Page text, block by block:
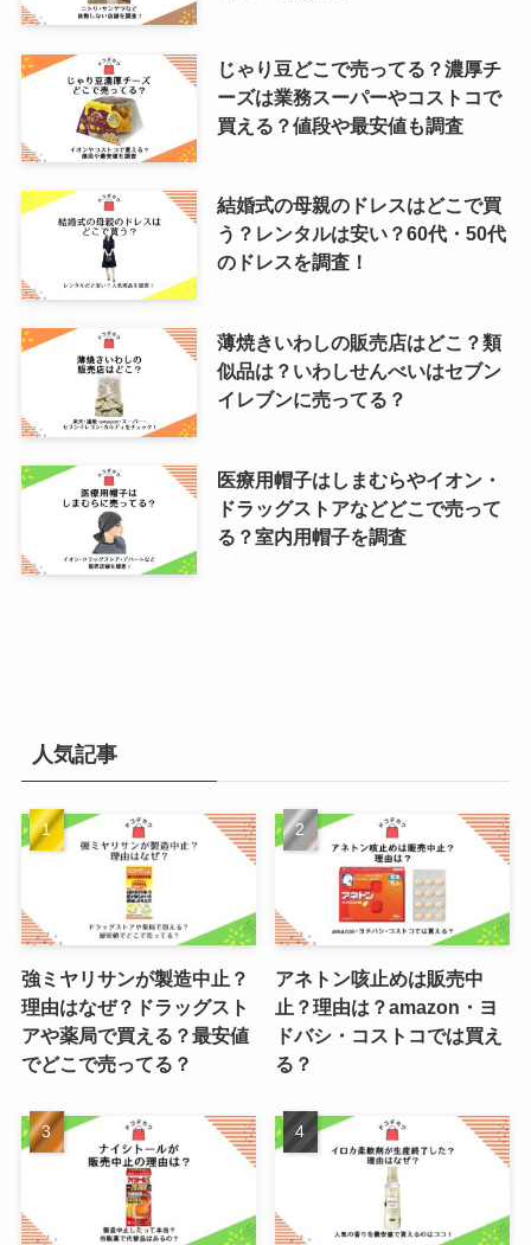
じゃり豆どこで売ってる？濃厚チ
ーズは業務スーパーやコストコで
買える？値段や最安値も調査
結婚式の母親のドレスはどこで買
う？レンタルは安い？60代・50代
のドレスを調査！
薄焼きいわしの販売店はどこ？類
似品は？いわしせんべいはセブン
イレブンに売ってる？
医療用帽子はしまむらやイオン・
ドラッグストアなどどこで売って
る？室内用帽子を調査
人気記事
強ミヤリサンが製造中止？
理由はなぜ？ドラッグスト
アや薬局で買える？最安値
でどこで売ってる？
アネトン咳止めは販売中
止？理由は？amazon・ヨ
ドバシ・コストコでは買え
る？